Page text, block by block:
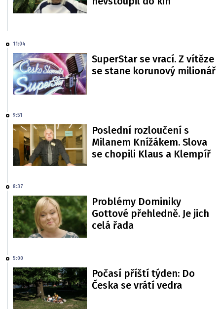
11:04
SuperStar se vrací. Z vítěze
se stane korunový milionář
9:51
Poslední rozloučení s
Milanem Knížákem. Slova
se chopili Klaus a Klempíř
8:37
Problémy Dominiky
Gottové přehledně. Je jich
celá řada
5:00
Počasí příští týden: Do
Česka se vrátí vedra